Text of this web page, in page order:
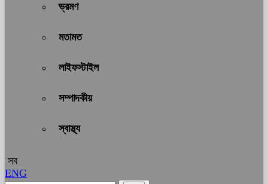
ভ্রমণ
মতামত
লাইফস্টাইল
সম্পাদকীয়
স্বাস্থ্য
সব
ENG